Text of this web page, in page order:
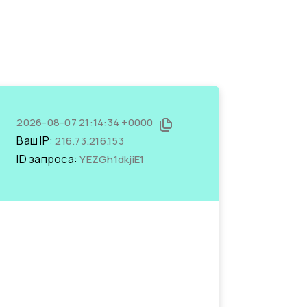
2026-08-07 21:14:34 +0000
Ваш IP:216.73.216.153
ID запроса:YEZGh1dkjiE1